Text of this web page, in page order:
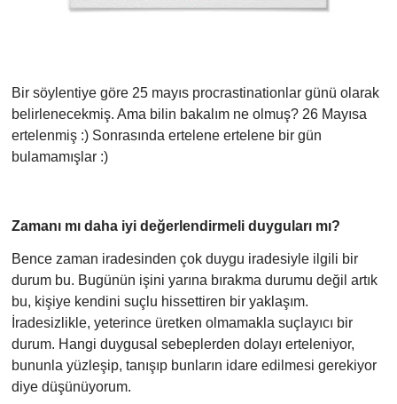
Bir söylentiye göre 25 mayıs procrastinationlar günü olarak
belirlenecekmiş. Ama bilin bakalım ne olmuş? 26 Mayısa
ertelenmiş :) Sonrasında ertelene ertelene bir gün
bulamamışlar :)
Zamanı mı daha iyi değerlendirmeli duyguları mı?
Bence zaman iradesinden çok duygu iradesiyle ilgili bir
durum bu. Bugünün işini yarına bırakma durumu değil artık
bu, kişiye kendini suçlu hissettiren bir yaklaşım.
İradesizlikle, yeterince üretken olmamakla suçlayıcı bir
durum. Hangi duygusal sebeplerden dolayı erteleniyor,
bununla yüzleşip, tanışıp bunların idare edilmesi gerekiyor
diye düşünüyorum.